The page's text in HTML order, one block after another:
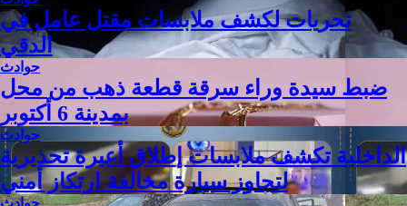
تحريات لكشف ملابسات مقتل عامل في
الدقي
حوادث
ضبط سيدة وراء سرقة قطعة ذهب من محل
بمدينة 6 أكتوبر
حوادث
الداخلية تكشف ملابسات إطلاق أعيرة تحذيرية
لتجاوز سيارة مخالفة ارتكاز أمني
حوادث